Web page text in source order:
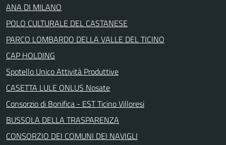
ANA DI MILANO
POLO CULTURALE DEL CASTANESE
PARCO LOMBARDO DELLA VALLE DEL TICINO
CAP HOLDING
Spotello Unico Attività Produttive
CASETTA LULE ONLUS Nosate
Consorzio di Bonifica - EST Ticino Villoresi
BUSSOLA DELLA TRASPARENZA
CONSORZIO DEI COMUNI DEI NAVIGLI